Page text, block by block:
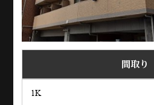
間取り
1K